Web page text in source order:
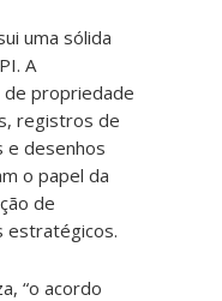
uma sólida
A
de propriedade
registros de
e desenhos
o papel da
de
estratégicos.
“o acordo